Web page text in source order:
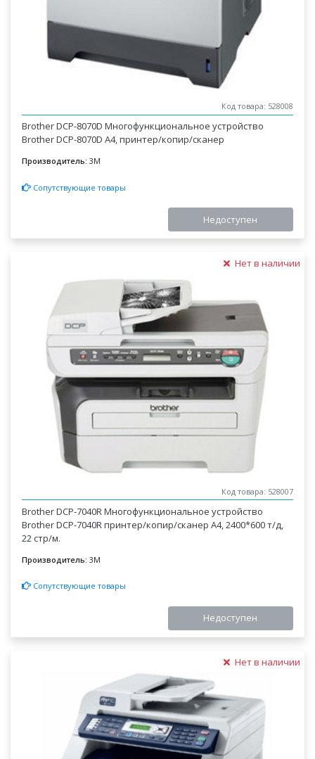
Код товара: 528008
Brother DCP-8070D Многофункциональное устройство
Brother DCP-8070D A4, принтер/копир/сканер
Производитель: 3M
Сопутствующие товары
Недоступен
Нет в наличии
Код товара: 528007
Brother DCP-7040R Многофункциональное устройство
Brother DCP-7040R принтер/копир/сканер А4, 2400*600 т/д,
22 стр/м.
Производитель: 3M
Сопутствующие товары
Недоступен
Нет в наличии